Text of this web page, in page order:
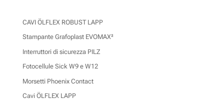
CAVI ÖLFLEX ROBUST LAPP
Stampante Grafoplast EVOMAX²
Interruttori di sicurezza PILZ
Fotocellule Sick W9 e W12
Morsetti Phoenix Contact
Cavi ÖLFLEX LAPP